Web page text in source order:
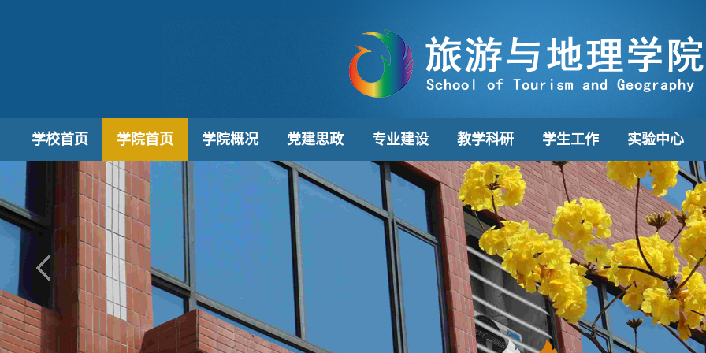
学校首页 学院首页 学院概况 党建思政 专业建设 教学科研 学生工作 实验中心